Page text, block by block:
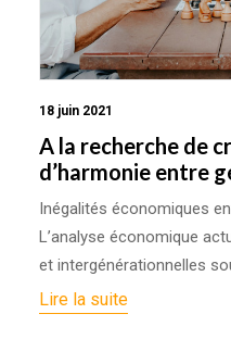
18 juin 2021
A la recherche de
d’harmonie entre
Inégalités économiques
L’analyse économique
et intergénérationnelles
Lire la suite